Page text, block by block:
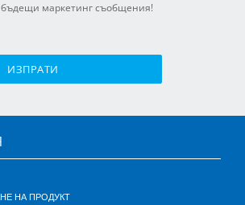
маркетинг съобщения!
ИЗПРАТИ
НА ПРОДУКТ